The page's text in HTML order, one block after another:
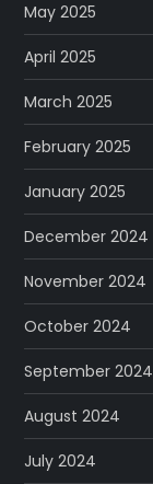
May 2025
April 2025
March 2025
February 2025
January 2025
December 2024
November 2024
October 2024
September 2024
August 2024
July 2024